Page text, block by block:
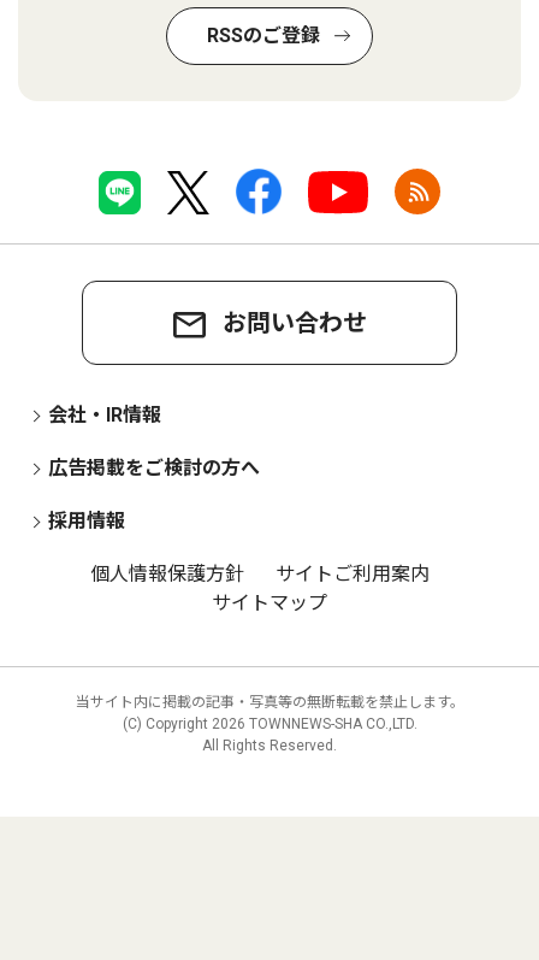
RSSのご登録
お問い合わせ
会社・IR情報
広告掲載をご検討の方へ
採用情報
個人情報保護方針
サイトご利用案内
サイトマップ
当サイト内に掲載の記事・写真等の無断転載を禁止します。
(C) Copyright 2026 TOWNNEWS-SHA CO.,LTD.
All Rights Reserved.